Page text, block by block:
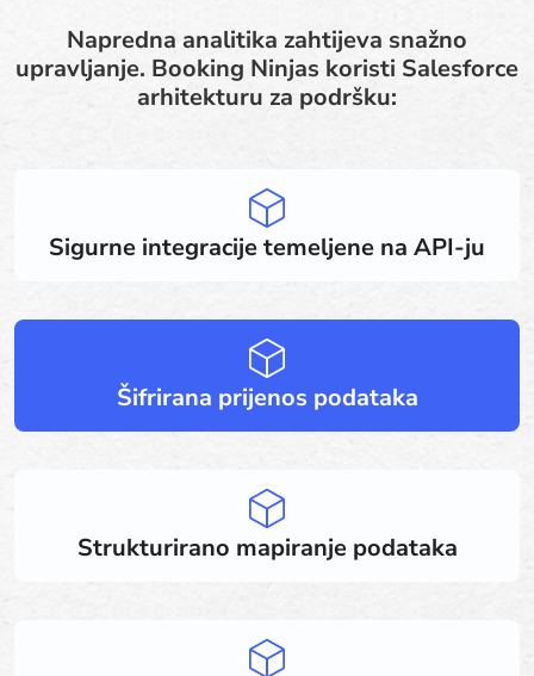
Napredna analitika zahtijeva snažno
upravljanje. Booking Ninjas koristi Salesforce
arhitekturu za podršku:
Sigurne integracije temeljene na API-ju
Šifrirana prijenos podataka
Strukturirano mapiranje podataka